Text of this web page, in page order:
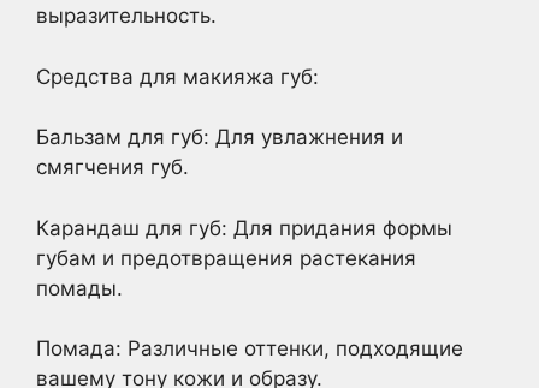
выразительность.
Средства для макияжа губ:
Бальзам для губ: Для увлажнения и
смягчения губ.
Карандаш для губ: Для придания формы
губам и предотвращения растекания
помады.
Помада: Различные оттенки, подходящие
вашему тону кожи и образу.